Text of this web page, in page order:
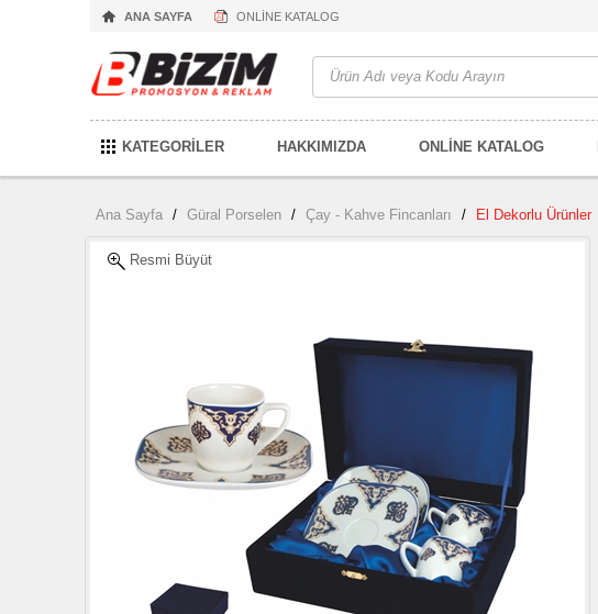
ANA SAYFA ONLİNE KATALOG
KATEGORİLER HAKKIMIZDA ONLİNE KATALOG
Ana Sayfa / Güral Porselen / Çay - Kahve Fincanları / El Dekorlu Ürünler
Resmi Büyüt